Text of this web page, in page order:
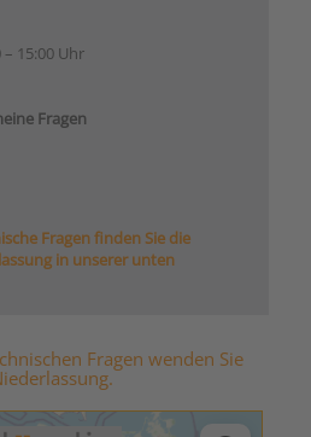
– 15:00 Uhr
Fragen
Fragen finden Sie die
in unserer unten
Fragen wenden Sie